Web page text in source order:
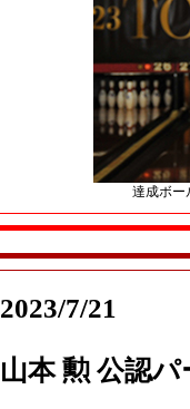
達成ボー
2023/7/21
山本 勲 公認